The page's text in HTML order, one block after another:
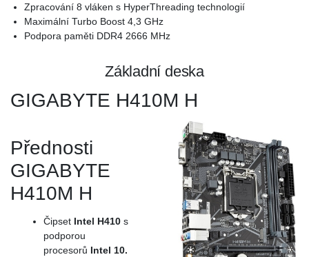
Zpracování 8 vláken s HyperThreading technologií
Maximální Turbo Boost 4,3 GHz
Podpora paměti DDR4 2666 MHz
Základní deska
GIGABYTE H410M H
Přednosti
GIGABYTE
H410M H
Čipset Intel H410 s
podporou
procesorů Intel 10.